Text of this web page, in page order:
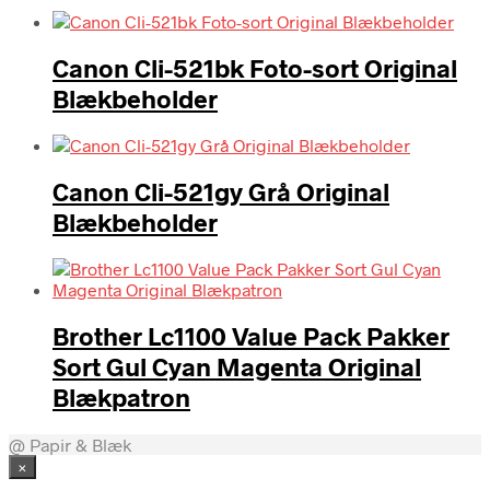
Canon Cli-521bk Foto-sort Original
Blækbeholder
Canon Cli-521gy Grå Original
Blækbeholder
Brother Lc1100 Value Pack Pakker
Sort Gul Cyan Magenta Original
Blækpatron
@ Papir & Blæk
×